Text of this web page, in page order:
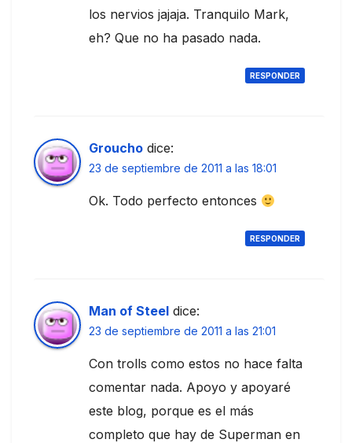
los nervios jajaja. Tranquilo Mark,
eh? Que no ha pasado nada.
RESPONDER
Groucho dice:
23 de septiembre de 2011 a las 18:01
Ok. Todo perfecto entonces
RESPONDER
Man of Steel dice:
23 de septiembre de 2011 a las 21:01
Con trolls como estos no hace falta
comentar nada. Apoyo y apoyaré
este blog, porque es el más
completo que hay de Superman en